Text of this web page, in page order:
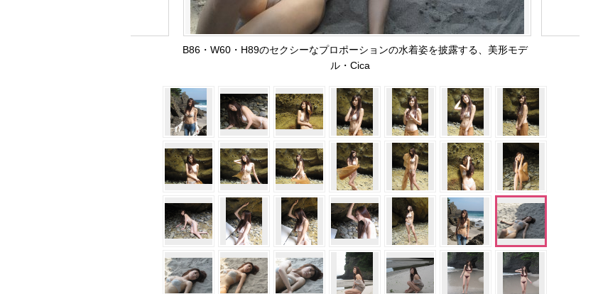
B86・W60・H89のセクシーなプロポーションの水着姿を披露する、美形モデ
ル・Cica